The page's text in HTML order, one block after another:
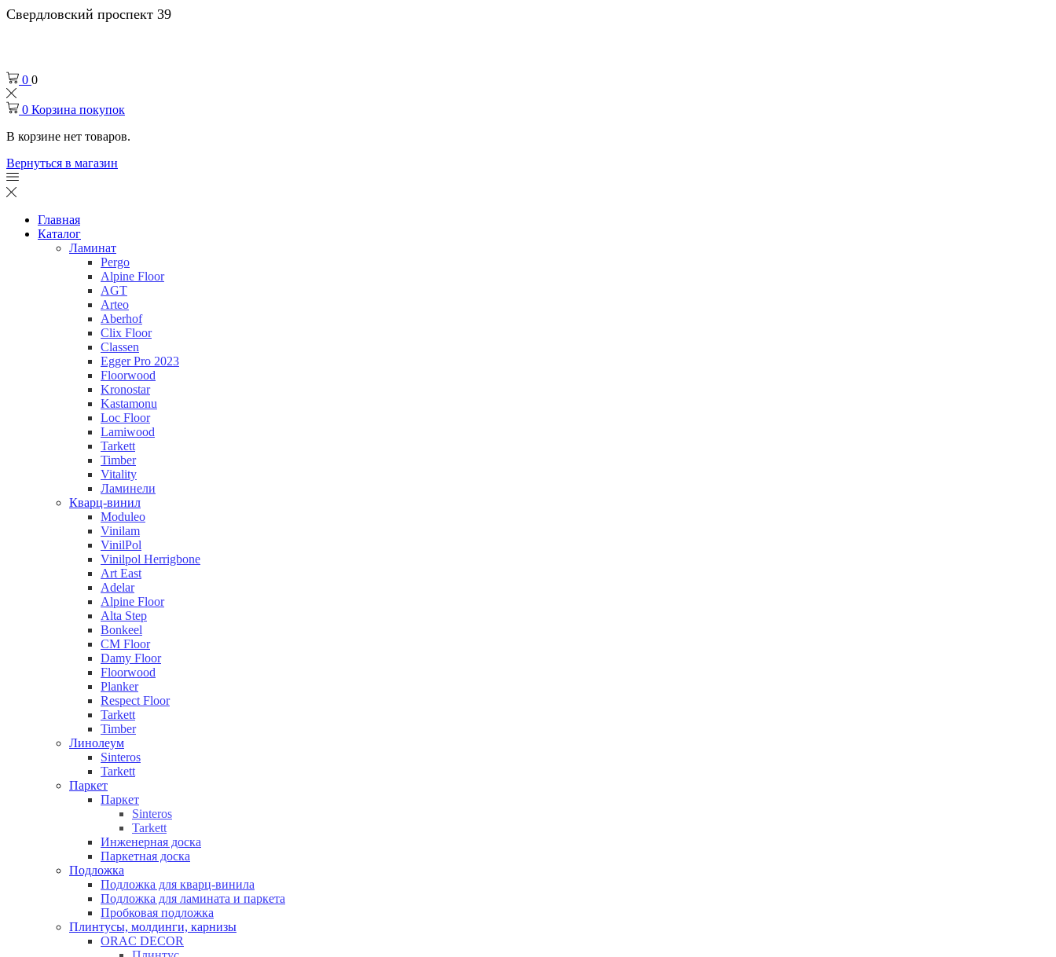
Свердловский проспект 39
0 0
0 Корзина покупок
В корзине нет товаров.
Вернуться в магазин
Главная
Каталог
Ламинат
Pergo
Alpine Floor
AGT
Arteo
Aberhof
Clix Floor
Classen
Egger Pro 2023
Floorwood
Kronostar
Kastamonu
Loc Floor
Lamiwood
Tarkett
Timber
Vitality
Ламинели
Кварц-винил
Moduleo
Vinilam
VinilPol
Vinilpol Herrigbone
Art East
Adelar
Alpine Floor
Alta Step
Bonkeel
CM Floor
Damy Floor
Floorwood
Planker
Respect Floor
Tarkett
Timber
Линолеум
Sinteros
Tarkett
Паркет
Паркет
Sinteros
Tarkett
Инженерная доска
Паркетная доска
Подложка
Подложка для кварц-винила
Подложка для ламината и паркета
Пробковая подложка
Плинтусы, молдинги, карнизы
ORAC DECOR